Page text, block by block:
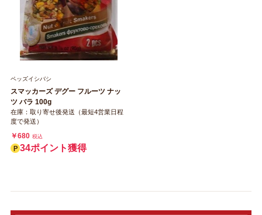
ペッズイシバシ
スマッカーズ デグー フルーツ ナッ
ツ バラ 100g
在庫：取り寄せ後発送（最短4営業日程
度で発送）
￥680 税込
34ポイント獲得